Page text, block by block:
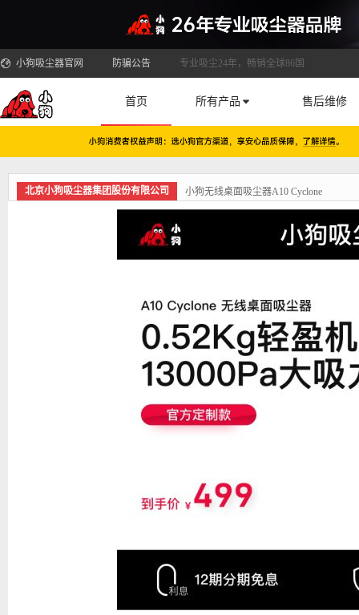
小狗吸尘器官网 防骗公告 专业吸尘24年，畅销全球86国
首页 所有产品 售后维修
北京小狗吸尘器集团股份有限公司 小狗无线桌面吸尘器A10 Cyclone